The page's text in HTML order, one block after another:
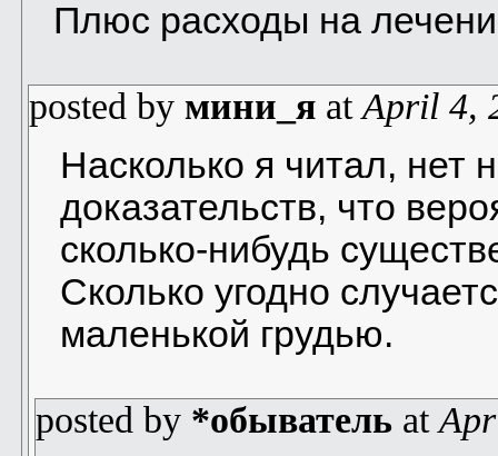
Плюс расходы на
posted by мини_я atApril 4,
Насколько я читал, нет
доказательств, что
сколько-нибудь
Сколько угодно
маленькой грудью.
posted by *обыватель at